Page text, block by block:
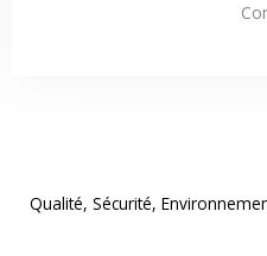
Qualité, Sécurité,